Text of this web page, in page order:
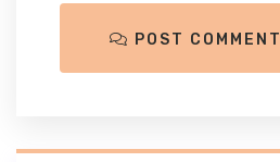
POST COMMENT